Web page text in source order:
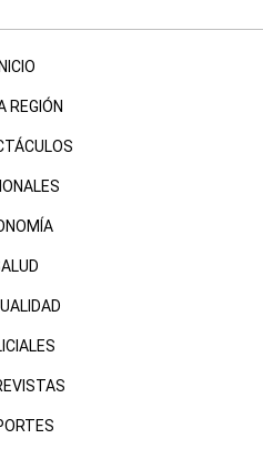
INICIO
REGIÓN